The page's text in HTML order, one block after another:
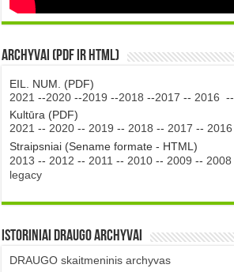
Archyvai (PDF ir HTML)
EIL. NUM. (PDF)
2021 --2020 --2019 --2018 --2017 -- 2016 --
Kultūra (PDF)
2021 -- 2020 -- 2019 -- 2018 -- 2017 -- 2016
Straipsniai (Sename formate - HTML)
2013 -- 2012 -- 2011 -- 2010 -- 2009 -- 2008
legacy
Istoriniai DRAUGO Archyvai
DRAUGO skaitmeninis archyvas